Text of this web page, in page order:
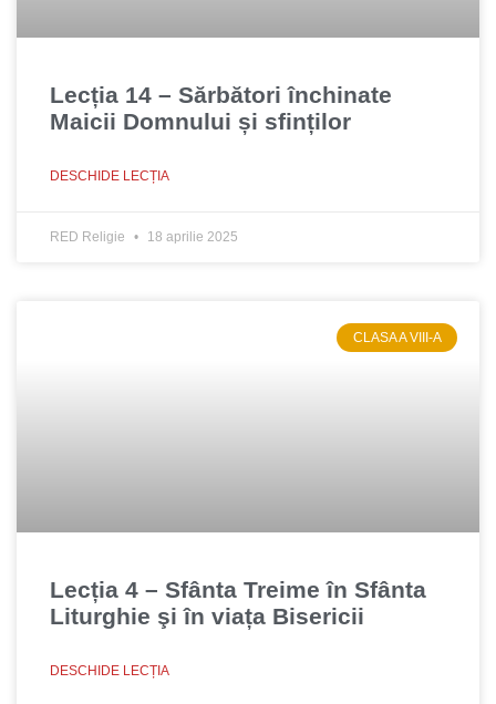
Lecția 14 – Sărbători închinate
Maicii Domnului și sfinților
DESCHIDE LECȚIA
RED Religie 18 aprilie 2025
CLASA A VIII-A
Lecția 4 – Sfânta Treime în Sfânta
Liturghie şi în viața Bisericii
DESCHIDE LECȚIA